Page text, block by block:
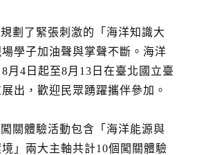
劃了緊張刺激的「海洋知識大
學子加油聲與掌聲不斷。海洋
月4日起至8月13日在臺北國立臺
出，歡迎民眾踴躍攜伴參加。
關體驗活動包含「海洋能源與
」兩大主軸共計10個闖關體驗